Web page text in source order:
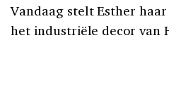
Vandaag stelt Esther
het industriële decor van